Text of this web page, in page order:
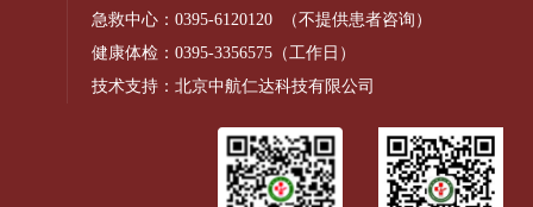
急救中心： 0395-6120120
（不提供患者咨询）
健康体检： 0395-3356575 （工作日）
技术支持：北京中航仁达科技有限公司